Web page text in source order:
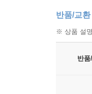
반품/교환
※ 상품 설
반품